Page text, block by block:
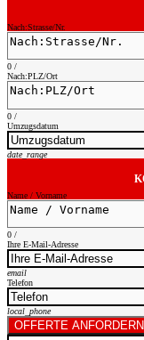
Nach:Strasse/Nr.
0 /
Nach:PLZ/Ort
0 /
Umzugsdatum
date_range
Name / Vorname
0 /
Ihre E-Mail-Adresse
email
Telefon
local_phone
OFFERTE ANFORDERN